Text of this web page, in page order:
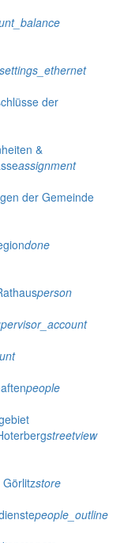
settings_ethernet
der
&
assignment
der Gemeinde
done
person
people
streetview
store
people_outline